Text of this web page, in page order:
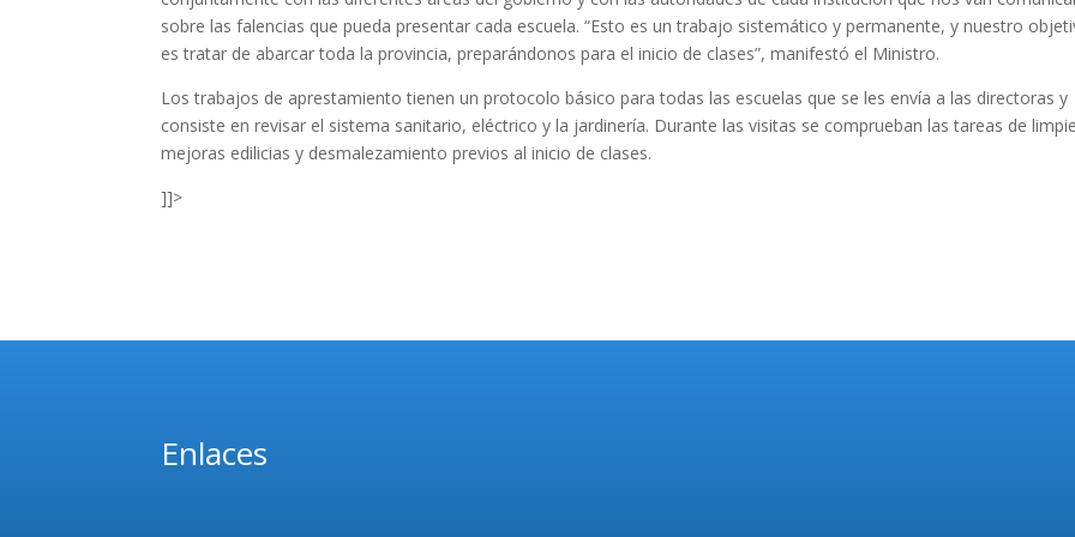
sobre las falencias que pueda presentar cada escuela. “Esto es un trabajo sistemático y permanente, y nuestro
es tratar de abarcar toda la provincia, preparándonos para el inicio de clases”, manifestó el Ministro.
Los trabajos de aprestamiento tienen un protocolo básico para todas las escuelas que se les envía a las directoras y
consiste en revisar el sistema sanitario, eléctrico y la jardinería. Durante las visitas se comprueban las tareas de
mejoras edilicias y desmalezamiento previos al inicio de clases.
]]>
Enlaces